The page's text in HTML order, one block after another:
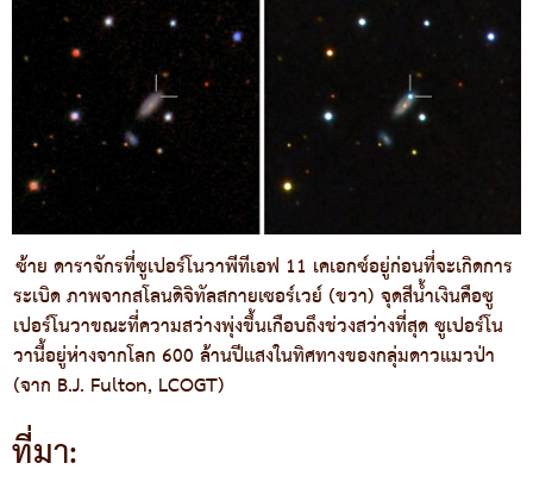
ซ้าย ดาราจักรที่ซูเปอร์โนวาพีทีเอฟ 11 เคเอกซ์อยู่ก่อนที่จะเกิดการ
ระเบิด ภาพจากสโลนดิจิทัลสกายเซอร์เวย์ (ขวา) จุดสีน้ำเงินคือซู
เปอร์โนวาขณะที่ความสว่างพุ่งขึ้นเกือบถึงช่วงสว่างที่สุด ซูเปอร์โน
วานี้อยู่ห่างจากโลก 600 ล้านปีแสงในทิศทางของกลุ่มดาวแมวป่า
(จาก B.J. Fulton, LCOGT)
ที่มา: